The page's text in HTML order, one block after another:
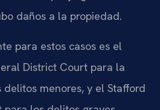
daños a la propiedad.
para estos casos es el
District Court para la
menores, y el Stafford